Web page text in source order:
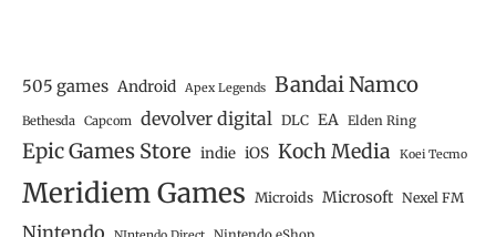
505 games Android Apex Legends Bandai Namco
Bethesda Capcom devolver digital DLC EA Elden Ring
Epic Games Store indie iOS Koch Media Koei Tecmo
Meridiem Games Microids Microsoft Nexel FM
Nintendo